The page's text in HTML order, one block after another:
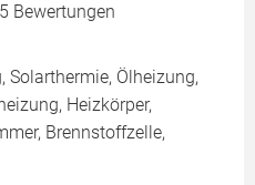
Bewertungen
Solarthermie, Ölheizung,
Heizkörper,
Brennstoffzelle,